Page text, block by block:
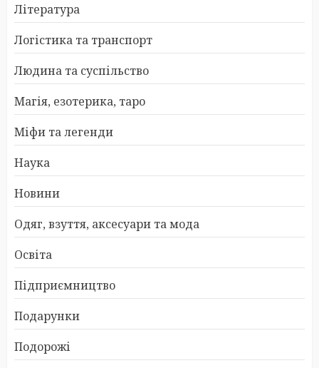
Література
Логістика та транспорт
Людина та суспільство
Магія, езотерика, таро
Міфи та легенди
Наука
Новини
Одяг, взуття, аксесуари та мода
Освіта
Підприємництво
Подарунки
Подорожі